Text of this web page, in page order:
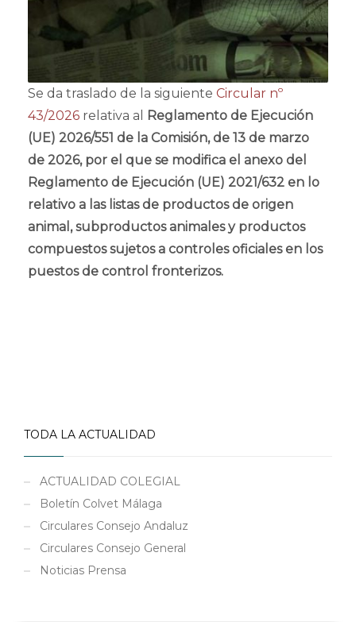
Se da traslado de la siguiente Circular nº
43/2026 relativa al
Reglamento de Ejecución
(UE) 2026/551 de la Comisión, de 13 de marzo
de 2026, por el que se modifica el anexo del
Reglamento de Ejecución (UE) 2021/632 en lo
relativo a las listas de productos de origen
animal, subproductos animales y productos
compuestos sujetos a controles oficiales en los
puestos de control fronterizos.
TODA LA ACTUALIDAD
ACTUALIDAD COLEGIAL
Boletín Colvet Málaga
Circulares Consejo Andaluz
Circulares Consejo General
Noticias Prensa